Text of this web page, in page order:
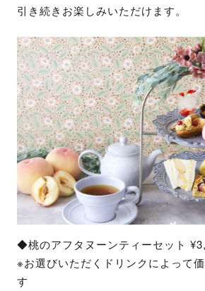
引き続きお楽しみいただけます。
◆桃のアフタヌーンティーセット
※お選びいただくドリンクによって
す